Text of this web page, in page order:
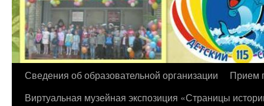
Перейти
Сведения об образовательной организации
Прием
Виртуальная музейная экспозиция «Страницы